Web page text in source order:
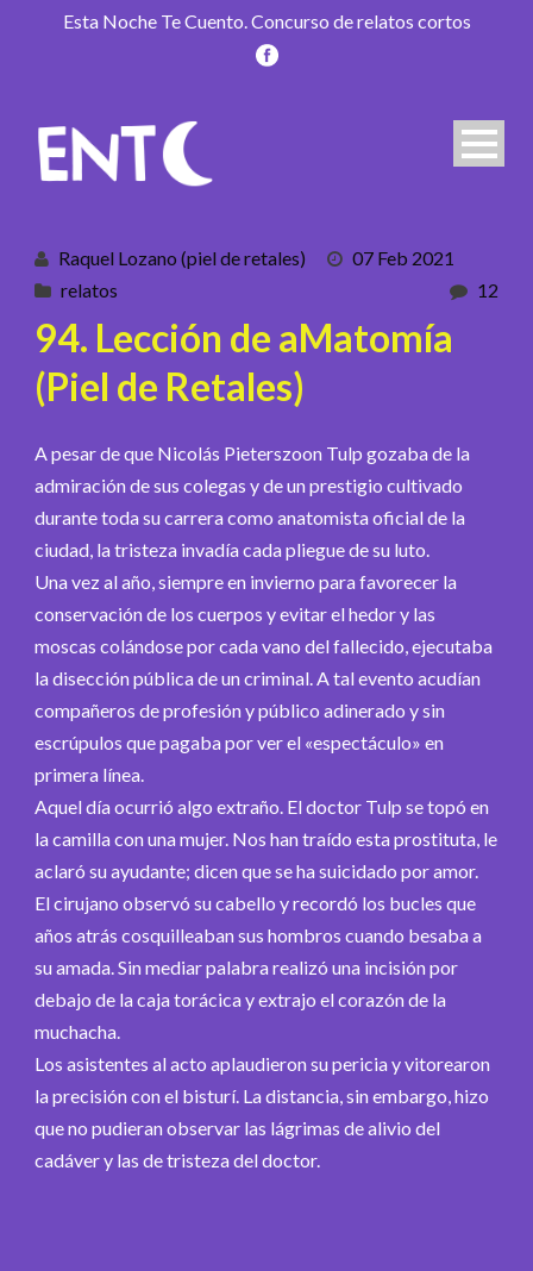
Esta Noche Te Cuento. Concurso de relatos cortos
Raquel Lozano (piel de retales)
07 Feb 2021
relatos
12
94. Lección de aMatomía
(Piel de Retales)
A pesar de que Nicolás Pieterszoon Tulp gozaba de la
admiración de sus colegas y de un prestigio cultivado
durante toda su carrera como anatomista oficial de la
ciudad, la tristeza invadía cada pliegue de su luto.
Una vez al año, siempre en invierno para favorecer la
conservación de los cuerpos y evitar el hedor y las
moscas colándose por cada vano del fallecido, ejecutaba
la disección pública de un criminal. A tal evento acudían
compañeros de profesión y público adinerado y sin
escrúpulos que pagaba por ver el «espectáculo» en
primera línea.
Aquel día ocurrió algo extraño. El doctor Tulp se topó en
la camilla con una mujer. Nos han traído esta prostituta, le
aclaró su ayudante; dicen que se ha suicidado por amor.
El cirujano observó su cabello y recordó los bucles que
años atrás cosquilleaban sus hombros cuando besaba a
su amada. Sin mediar palabra realizó una incisión por
debajo de la caja torácica y extrajo el corazón de la
muchacha.
Los asistentes al acto aplaudieron su pericia y vitorearon
la precisión con el bisturí. La distancia, sin embargo, hizo
que no pudieran observar las lágrimas de alivio del
cadáver y las de tristeza del doctor.